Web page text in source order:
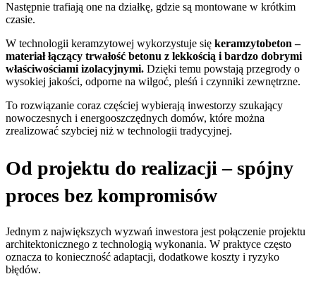
Następnie trafiają one na działkę, gdzie są montowane w krótkim
czasie.
W technologii keramzytowej wykorzystuje się keramzytobeton –
materiał łączący trwałość betonu z lekkością i bardzo dobrymi
właściwościami izolacyjnymi. Dzięki temu powstają przegrody o
wysokiej jakości, odporne na wilgoć, pleśń i czynniki zewnętrzne.
To rozwiązanie coraz częściej wybierają inwestorzy szukający
nowoczesnych i energooszczędnych domów, które można
zrealizować szybciej niż w technologii tradycyjnej.
Od projektu do realizacji – spójny
proces bez kompromisów
Jednym z największych wyzwań inwestora jest połączenie projektu
architektonicznego z technologią wykonania. W praktyce często
oznacza to konieczność adaptacji, dodatkowe koszty i ryzyko
błędów.